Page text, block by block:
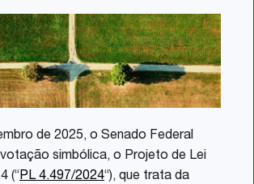
de 2025, o Senado Federal
simbólica, o Projeto de Lei
(“PL 4.497/2024“), que trata da